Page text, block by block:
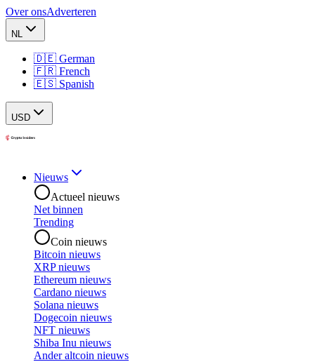
Over onsAdverteren
NL
🇩🇪 German
🇫🇷 French
🇪🇸 Spanish
USD
Nieuws
Actueel nieuws
Net binnen
Trending
Coin nieuws
Bitcoin nieuws
XRP nieuws
Ethereum nieuws
Cardano nieuws
Solana nieuws
Dogecoin nieuws
NFT nieuws
Shiba Inu nieuws
Ander altcoin nieuws